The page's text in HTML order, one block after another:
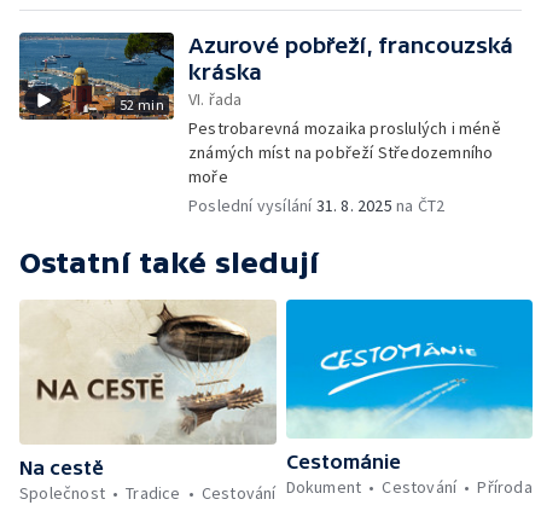
52 min
Azurové pobřeží, francouzská
kráska
VI. řada
Pestrobarevná mozaika proslulých i méně
známých míst na pobřeží Středozemního
moře
Poslední vysílání31. 8. 2025 na ČT2
Ostatní také sledují
Na cestě
Společnost
Tradice Cestování
Cestománie
Dokument
Cestování Příroda